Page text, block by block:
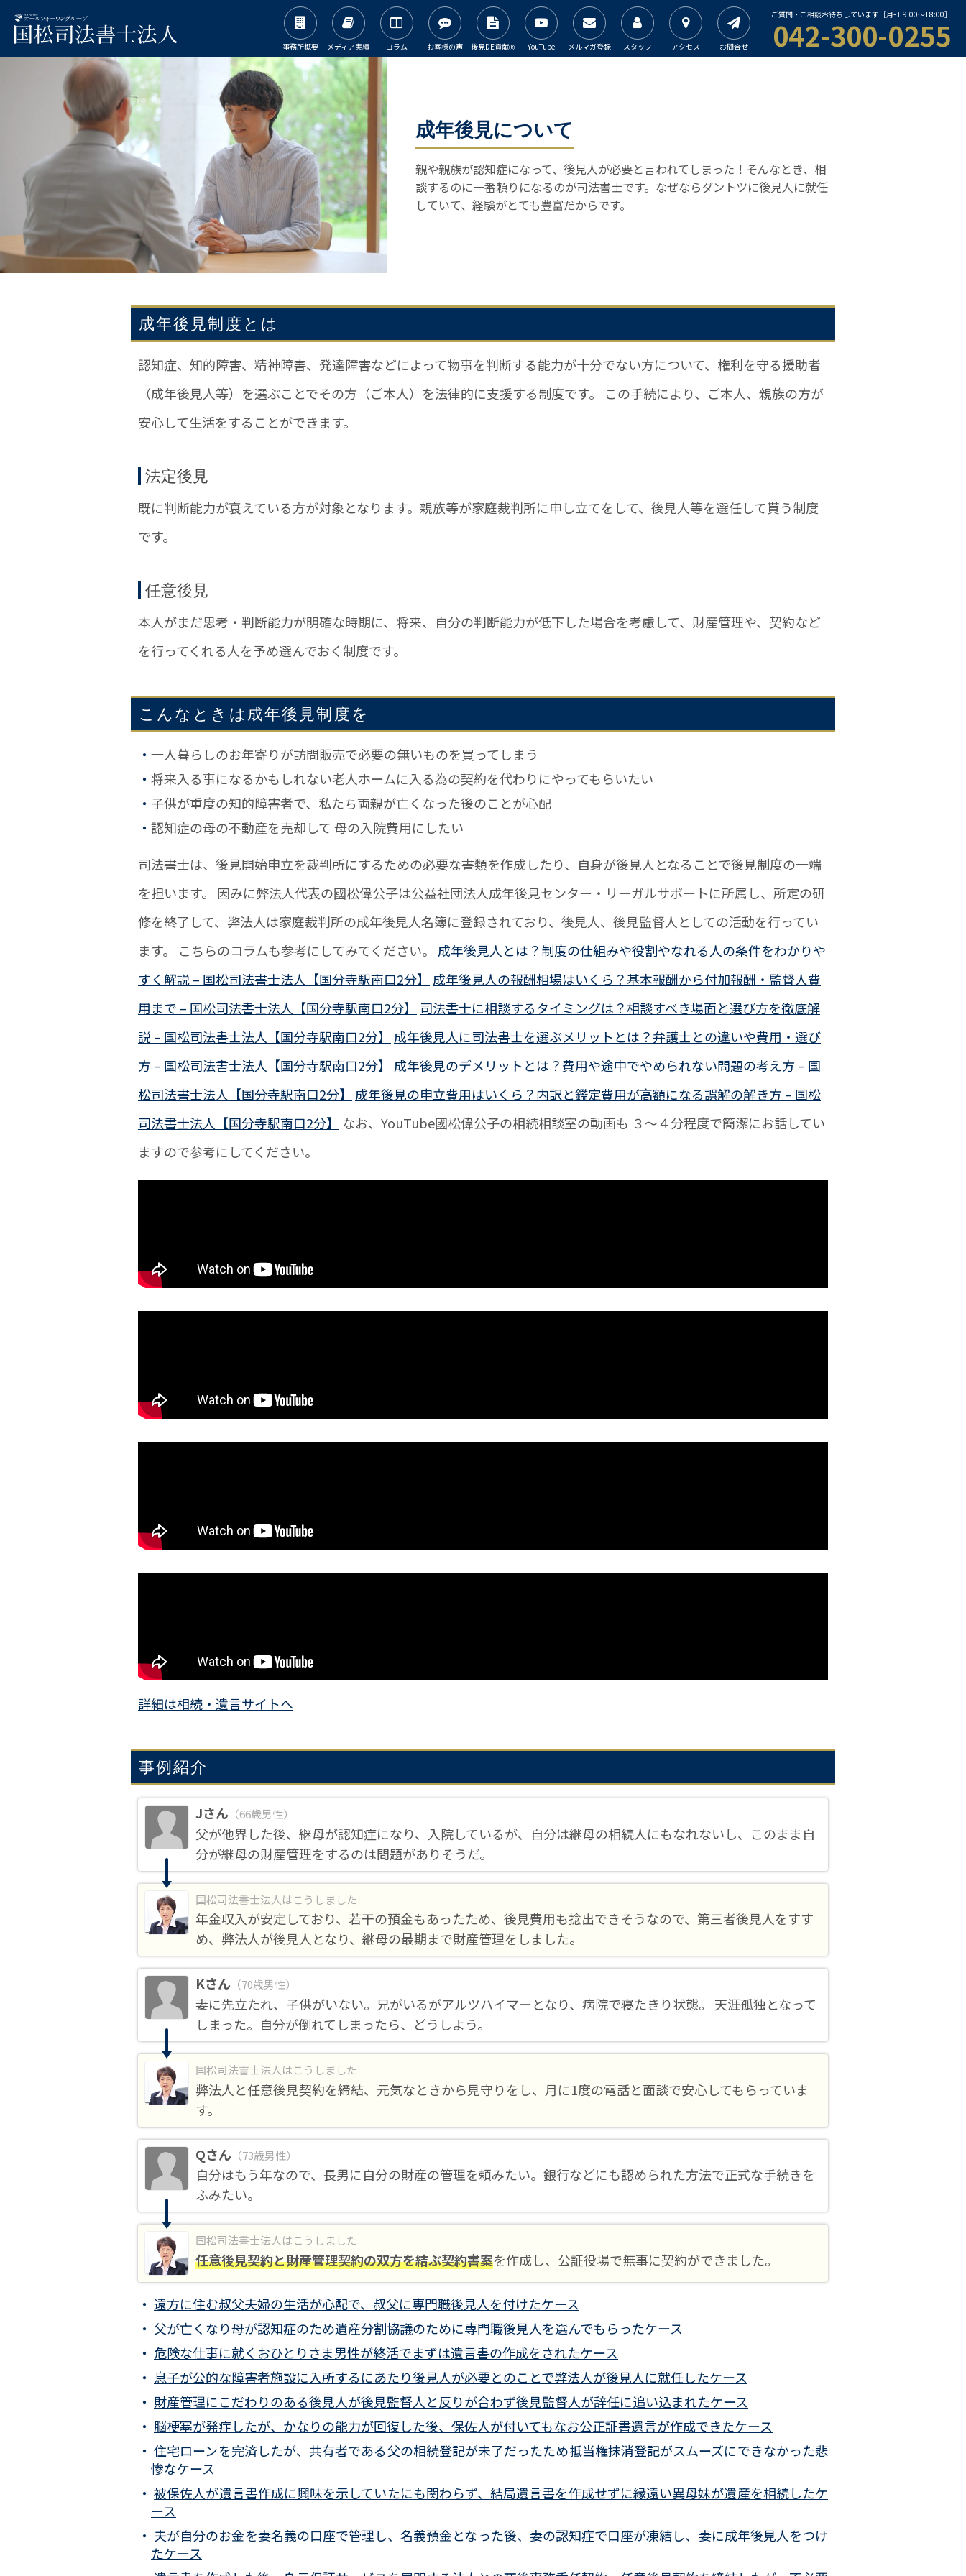
事務所概要 メディア実績 コラム お客様の声 後見DE貢献Ⓡ YouTube メルマガ登録 スタッフ アクセス お問合せ
ご質問・ご相談お待ちしています［月-土9:00〜18:00］
042-300-0255
成年後見について
親や親族が認知症になって、後見人が必要と言われてしまった！そんなとき、相
談するのに一番頼りになるのが司法書士です。なぜならダントツに後見人に就任
していて、経験がとても豊富だからです。
成年後見制度とは
認知症、知的障害、精神障害、発達障害などによって物事を判断する能力が十分でない方について、権利を守る援助者
（成年後見人等）を選ぶことでその方（ご本人）を法律的に支援する制度です。 この手続により、ご本人、親族の方が
安心して生活をすることができます。
法定後見
既に判断能力が衰えている方が対象となります。親族等が家庭裁判所に申し立てをして、後見人等を選任して貰う制度
です。
任意後見
本人がまだ思考・判断能力が明確な時期に、将来、自分の判断能力が低下した場合を考慮して、財産管理や、契約など
を行ってくれる人を予め選んでおく制度です。
こんなときは成年後見制度を
一人暮らしのお年寄りが訪問販売で必要の無いものを買ってしまう
将来入る事になるかもしれない老人ホームに入る為の契約を代わりにやってもらいたい
子供が重度の知的障害者で、私たち両親が亡くなった後のことが心配
認知症の母の不動産を売却して 母の入院費用にしたい
司法書士は、後見開始申立を裁判所にするための必要な書類を作成したり、自身が後見人となることで後見制度の一端
を担います。 因みに弊法人代表の國松偉公子は公益社団法人成年後見センター・リーガルサポートに所属し、所定の研
修を終了して、弊法人は家庭裁判所の成年後見人名簿に登録されており、後見人、後見監督人としての活動を行ってい
ます。 こちらのコラムも参考にしてみてください。 成年後見人とは？制度の仕組みや役割やなれる人の条件をわかりや
すく解説 – 国松司法書士法人【国分寺駅南口2分】
成年後見人の報酬相場はいくら？基本報酬から付加報酬・監督人費
用まで – 国松司法書士法人【国分寺駅南口2分】
司法書士に相談するタイミングは？相談すべき場面と選び方を徹底解
説 – 国松司法書士法人【国分寺駅南口2分】
成年後見人に司法書士を選ぶメリットとは？弁護士との違いや費用・選び
方 – 国松司法書士法人【国分寺駅南口2分】
成年後見のデメリットとは？費用や途中でやめられない問題の考え方 – 国
松司法書士法人【国分寺駅南口2分】
成年後見の申立費用はいくら？内訳と鑑定費用が高額になる誤解の解き方 – 国松
司法書士法人【国分寺駅南口2分】
なお、YouTube國松偉公子の相続相談室の動画も ３～４分程度で簡潔にお話してい
ますので参考にしてください。
詳細は相続・遺言サイトへ
事例紹介
Jさん （66歳男性）
父が他界した後、継母が認知症になり、入院しているが、自分は継母の相続人にもなれないし、このまま自
分が継母の財産管理をするのは問題がありそうだ。
国松司法書士法人はこうしました
年金収入が安定しており、若干の預金もあったため、後見費用も捻出できそうなので、第三者後見人をすす
め、弊法人が後見人となり、継母の最期まで財産管理をしました。
Kさん （70歳男性）
妻に先立たれ、子供がいない。兄がいるがアルツハイマーとなり、病院で寝たきり状態。 天涯孤独となって
しまった。自分が倒れてしまったら、どうしよう。
国松司法書士法人はこうしました
弊法人と任意後見契約を締結、元気なときから見守りをし、月に1度の電話と面談で安心してもらっていま
す。
Qさん （73歳男性）
自分はもう年なので、長男に自分の財産の管理を頼みたい。銀行などにも認められた方法で正式な手続きを
ふみたい。
国松司法書士法人はこうしました
任意後見契約と財産管理契約の双方を結ぶ契約書案を作成し、公証役場で無事に契約ができました。
遠方に住む叔父夫婦の生活が心配で、叔父に専門職後見人を付けたケース
父が亡くなり母が認知症のため遺産分割協議のために専門職後見人を選んでもらったケース
危険な仕事に就くおひとりさま男性が終活でまずは遺言書の作成をされたケース
息子が公的な障害者施設に入所するにあたり後見人が必要とのことで弊法人が後見人に就任したケース
財産管理にこだわりのある後見人が後見監督人と反りが合わず後見監督人が辞任に追い込まれたケース
脳梗塞が発症したが、かなりの能力が回復した後、保佐人が付いてもなお公正証書遺言が作成できたケース
住宅ローンを完済したが、共有者である父の相続登記が未了だったため抵当権抹消登記がスムーズにできなかった悲
惨なケース
被保佐人が遺言書作成に興味を示していたにも関わらず、結局遺言書を作成せずに縁遠い異母妹が遺産を相続したケ
ース
夫が自分のお金を妻名義の口座で管理し、名義預金となった後、妻の認知症で口座が凍結し、妻に成年後見人をつけ
たケース